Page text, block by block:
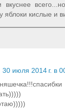
яблоки кислые и
30 июля 2014 г. в